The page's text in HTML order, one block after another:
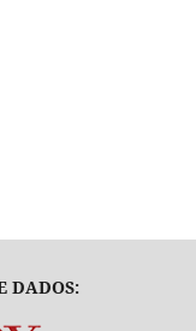
DADOS: